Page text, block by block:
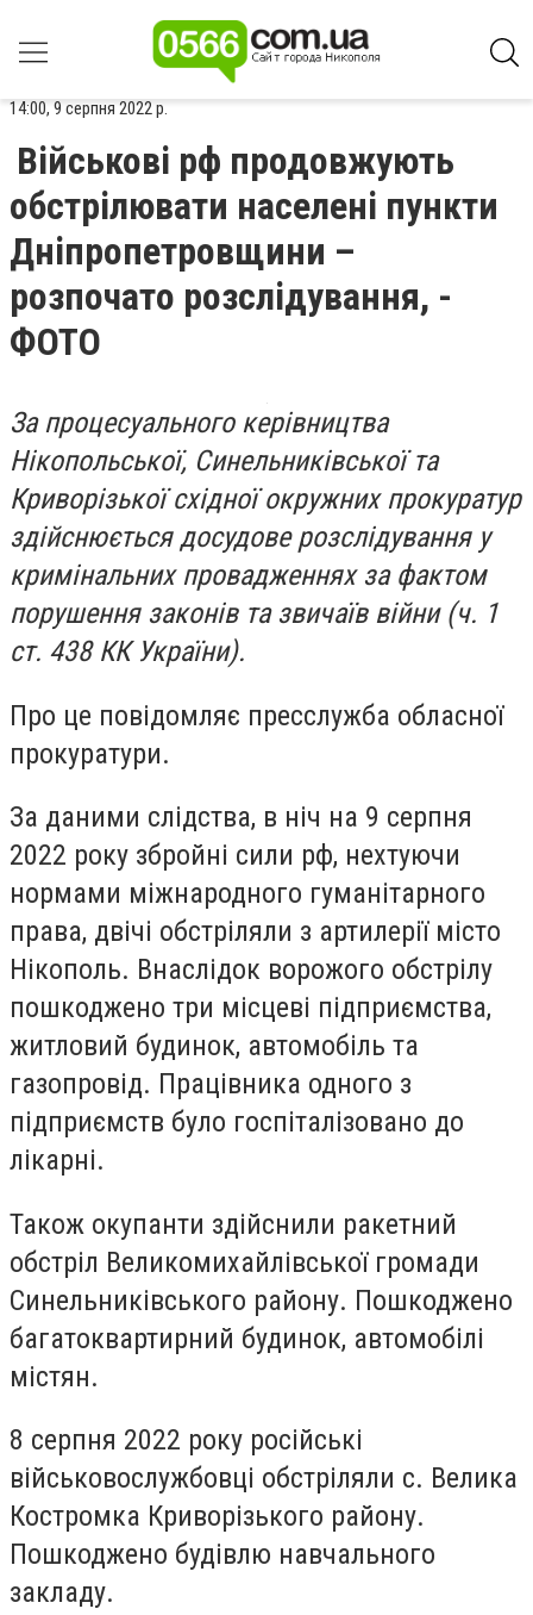
14:00, 9 серпня 2022 р.
Військові рф продовжують
обстрілювати населені пункти
Дніпропетровщини –
розпочато розслідування, -
ФОТО
За процесуального керівництва
Нікопольської, Синельниківської та
Криворізької східної окружних прокуратур
здійснюється досудове розслідування у
кримінальних провадженнях за фактом
порушення законів та звичаїв війни (ч. 1
ст. 438 КК України).
Про це повідомляє пресслужба обласної
прокуратури.
За даними слідства, в ніч на 9 серпня
2022 року збройні сили рф, нехтуючи
нормами міжнародного гуманітарного
права, двічі обстріляли з артилерії місто
Нікополь. Внаслідок ворожого обстрілу
пошкоджено три місцеві підприємства,
житловий будинок, автомобіль та
газопровід. Працівника одного з
підприємств було госпіталізовано до
лікарні.
Також окупанти здійснили ракетний
обстріл Великомихайлівської громади
Синельниківського району. Пошкоджено
багатоквартирний будинок, автомобілі
містян.
8 серпня 2022 року російські
військовослужбовці обстріляли с. Велика
Костромка Криворізького району.
Пошкоджено будівлю навчального
закладу.